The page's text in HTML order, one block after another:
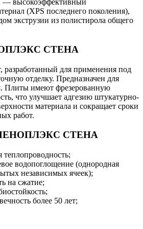
(XPS последнего поколения),
экструзии из полистирола общего
СТЕНА
для применения под
отделку. Предназначен для
Плиты имеют фрезерованную
что улучшает адгезию штукатурно-
материала и сокращает сроки
работ.
ПЕНОПЛЭКС СТЕНА
теплопроводность;
водопоглощение (однородная
независимых ячеек);
на сжатие;
более 50 лет;